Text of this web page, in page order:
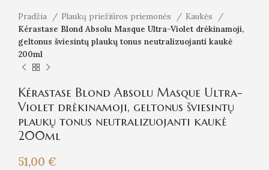
Pradžia Plaukų priežiūros priemonės
Kaukės
Kérastase Blond Absolu Masque Ultra-Violet drėkinamoji,
geltonus šviesintų plaukų tonus neutralizuojanti kaukė
200ml
Kérastase Blond Absolu Masque Ultra-
Violet drėkinamoji, geltonus šviesintų
plaukų tonus neutralizuojanti kaukė
200ml
51,00 €